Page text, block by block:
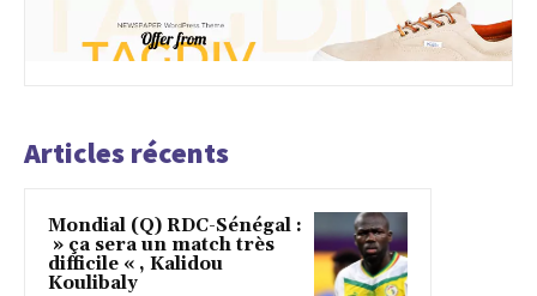
Articles récents
Mondial (Q) RDC-Sénégal :
» ça sera un match très
difficile « , Kalidou
Koulibaly